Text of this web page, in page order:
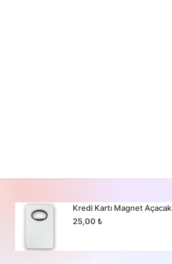
Kredi Kartı Magnet Açacak
25,00₺